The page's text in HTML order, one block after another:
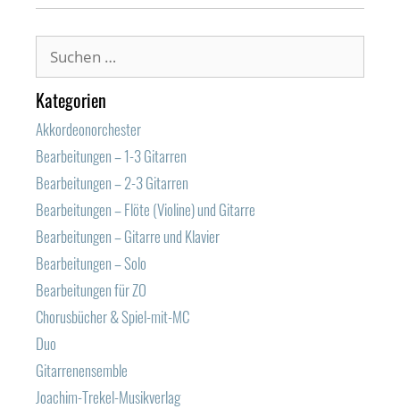
nach:
Kategorien
Akkordeonorchester
Bearbeitungen – 1-3 Gitarren
Bearbeitungen – 2-3 Gitarren
Bearbeitungen – Flöte (Violine) und Gitarre
Bearbeitungen – Gitarre und Klavier
Bearbeitungen – Solo
Bearbeitungen für ZO
Chorusbücher & Spiel-mit-MC
Duo
Gitarrenensemble
Joachim-Trekel-Musikverlag